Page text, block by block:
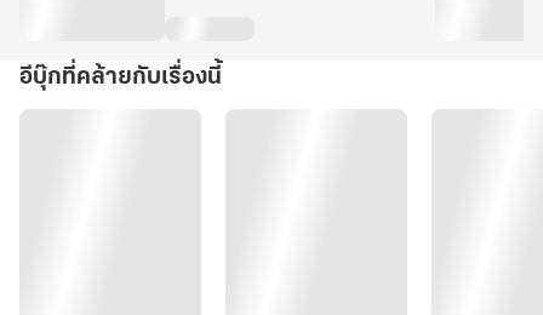
อีบุ๊กที่คล้ายกับเรื่องนี้